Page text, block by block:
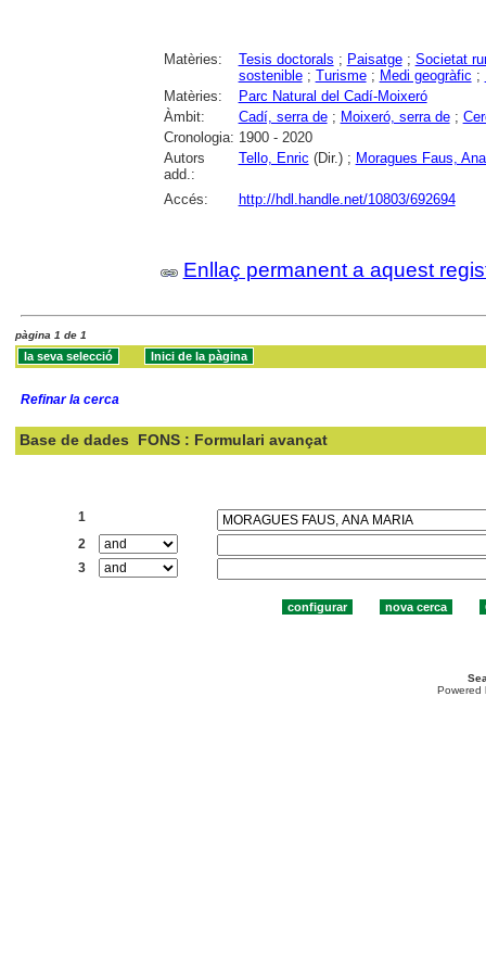
Matèries: Tesis doctorals ; Paisatge; Societat
sostenible; Turisme; Medi geogràfic ;
Matèries:
Parc Natural del Cadí-Moixeró
Àmbit:
Cadí, serra de; Moixeró, serra de;
Cronologia: 1900 - 2020
Autors
add.:
Tello, Enric (Dir.) ; Moragues Faus,
Accés: http://hdl.handle.net/10803/692694
Enllaç permanent a aquest
pàgina 1 de 1
Refinar la cerca
Base de dades FONS : Formulari avançat
1
2
3